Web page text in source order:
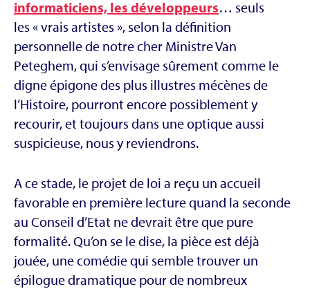
informaticiens, les développeurs… seuls
les « vrais artistes », selon la définition
personnelle de notre cher Ministre Van
Peteghem, qui s’envisage sûrement comme le
digne épigone des plus illustres mécènes de
l’Histoire, pourront encore possiblement y
recourir, et toujours dans une optique aussi
suspicieuse, nous y reviendrons.
A ce stade, le projet de loi a reçu un accueil
favorable en première lecture quand la seconde
au Conseil d’Etat ne devrait être que pure
formalité. Qu’on se le dise, la pièce est déjà
jouée, une comédie qui semble trouver un
épilogue dramatique pour de nombreux